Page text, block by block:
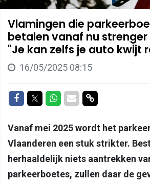
Vlamingen die
betalen vanaf nu
"Je kan zelfs je auto kwijt
16/05/2025 08:15
Delen op Facebook
Delen op Twitter
Delen op Whatsapp
Delen via Mail
Delen via link
Vanaf mei 2025 wordt het
Vlaanderen een stuk strikter.
herhaaldelijk niets aantrekken
parkeerboetes, zullen daar de